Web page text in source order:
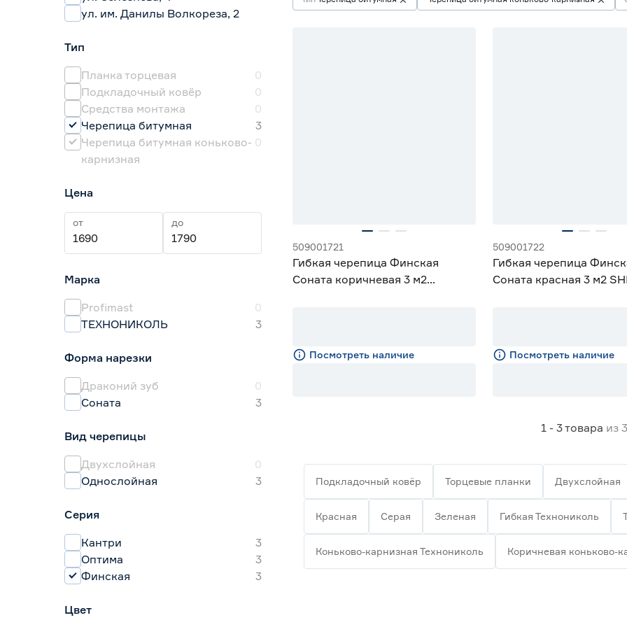
ул. им. Данилы Волкореза, 2
Тип
Планка торцевая
0
Подкладочный ковёр
0
Средства монтажа
0
Черепица битумная
3
Черепица битумная коньково-
карнизная
0
Цена
от до
Марка
Profimast
0
ТЕХНОНИКОЛЬ
3
Форма нарезки
Драконий зуб
0
Соната
3
Вид черепицы
Двухслойная
0
Однослойная
3
Серия
Кантри
3
Оптима
3
Финская
3
Цвет
509001721
Гибкая черепица Финская
Соната коричневая 3 м2
Посмотреть наличие
509001722
Гибкая черепица
Соната красная 3 м2
Посмотреть наличие
1 - 3товара из 3
Подкладочный ковёр Торцевые планки Двухслойная
Красная Серая Зеленая Гибкая Технониколь
Коньково-карнизная Технониколь Коричневая коньково-